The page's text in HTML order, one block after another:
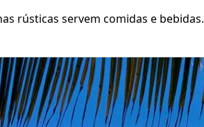
rústicas servem comidas e bebidas.